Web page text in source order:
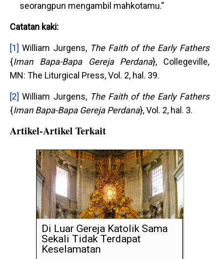
seorangpun mengambil mahkotamu.”
Catatan kaki:
[1] William Jurgens, The Faith of the Early Fathers
{Iman Bapa-Bapa Gereja Perdana}, Collegeville,
MN: The Liturgical Press, Vol. 2, hal. 39.
[2] William Jurgens, The Faith of the Early Fathers
{Iman Bapa-Bapa Gereja Perdana}, Vol. 2, hal. 3.
Artikel-Artikel Terkait
Di Luar Gereja Katolik Sama
Sekali Tidak Terdapat
Keselamatan